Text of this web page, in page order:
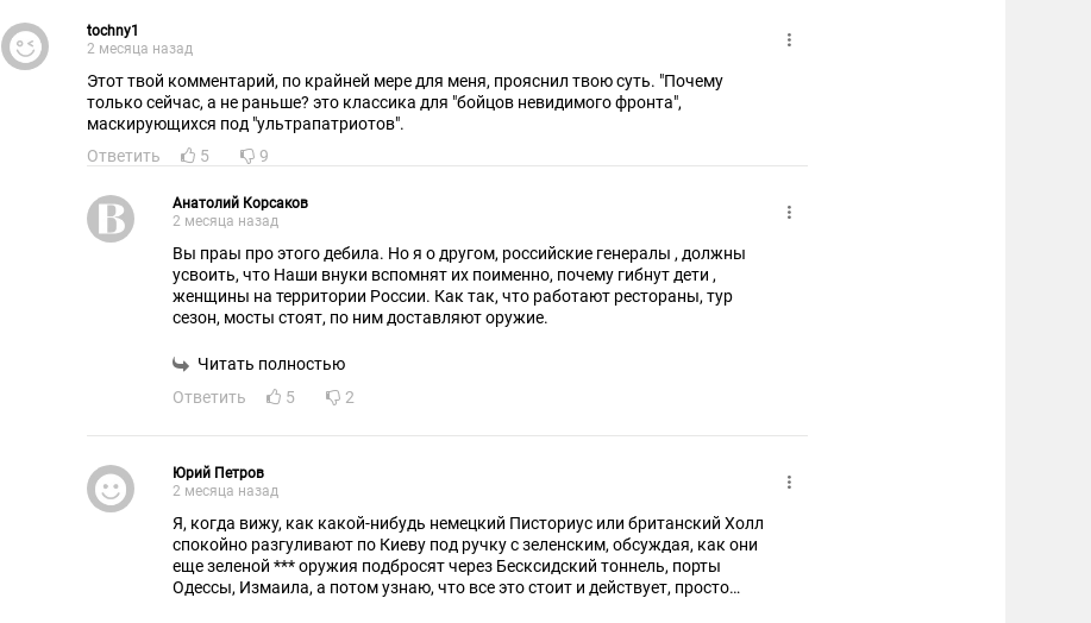
tochny1
2 месяца назад
Этот твой комментарий, по крайней мере для меня, прояснил твою суть. "Почему
только сейчас, а не раньше? это классика для "бойцов невидимого фронта",
маскирующихся под "ультрапатриотов".
Ответить
5 9
Анатолий Корсаков
2 месяца назад
Вы праы про этого дебила. Но я о другом, российские генералы , должны
усвоить, что Наши внуки вспомнят их поименно, почему гибнут дети ,
женщины на территории России. Как так, что работают рестораны, тур
сезон, мосты стоят, по ним доставляют оружие.
Читать полностью
Ответить
5 2
Юрий Петров
2 месяца назад
Я, когда вижу, как какой-нибудь немецкий Писториус или британский Холл
спокойно разгуливают по Киеву под ручку с зеленским, обсуждая, как они
еще зеленой *** оружия подбросят через Бесксидский тоннель, порты
Одессы, Измаила, а потом узнаю, что все это стоит и действует, просто